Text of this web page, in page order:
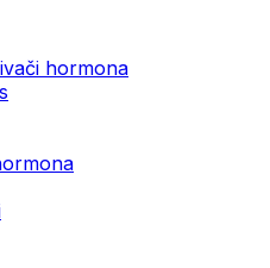
hormona